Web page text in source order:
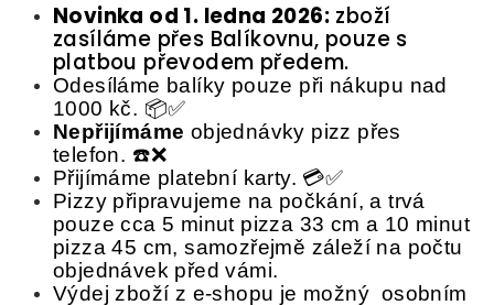
Novinka od 1. ledna 2026: zboží
zasíláme přes Balíkovnu, pouze s
platbou převodem předem.
Odesíláme balíky pouze při nákupu nad
1000 kč. 📦✅
Nepřijímáme objednávky pizz přes
telefon. ☎️❌
Přijímáme platební karty. 💳✅
Pizzy připravujeme na počkání, a trvá
pouze cca 5 minut pizza 33 cm a 10 minut
pizza 45 cm, samozřejmě záleží na počtu
objednávek před vámi.
Výdej zboží z e-shopu je možný osobním